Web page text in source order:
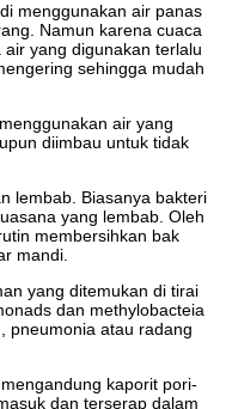
menggunakan air panas
Namun karena cuaca
yang digunakan terlalu
sehingga mudah
air yang
diimbau untuk tidak
lembab. Biasanya bakteri
yang lembab. Oleh
membersihkan bak
mandi.
yang ditemukan di tirai
dan methylobacteia
pneumonia atau radang
kaporit pori-
dan terserap dalam